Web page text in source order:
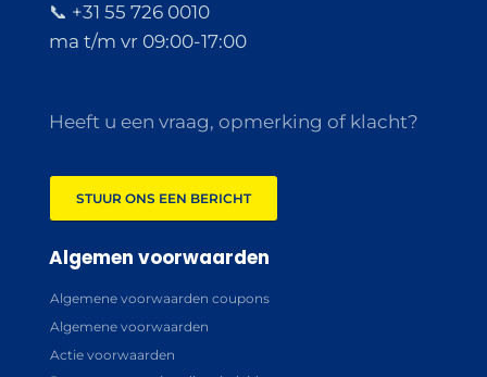
📞 +31 55 726 0010
ma t/m vr 09:00-17:00
Heeft u een vraag, opmerking of klacht?
STUUR ONS EEN BERICHT
Algemen voorwaarden
Algemene voorwaarden coupons
Algemene voorwaarden
Actie voorwaarden